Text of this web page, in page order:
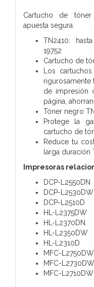
Cartucho de
apuesta segura.
TN2410:
19752
Cartucho de
Los
rigurosamente
de impresión
página,
Tóner negro
Protege la
cartucho de
Reduce tu
larga
Impresoras
DCP-L2550DN
DCP-L2530DW
DCP-L2510D
HL-L2375DW
HL-L2370DN
HL-L2350DW
HL-L2310D
MFC-L2750DW
MFC-L2730DW
MFC-L2710DW